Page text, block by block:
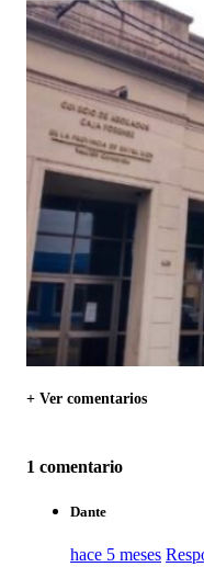
+ Ver comentarios
1 comentario
Dante
hace 5 meses